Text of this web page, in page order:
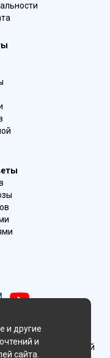
ИП Рыжков Евгений
и другие
и
сайта.